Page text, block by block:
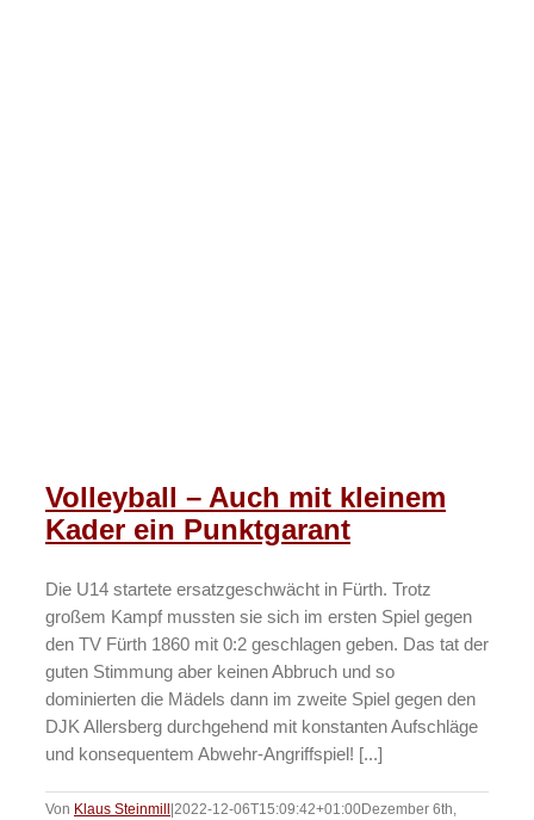
Volleyball – Auch mit kleinem
Kader ein Punktgarant
Die U14 startete ersatzgeschwächt in Fürth. Trotz
großem Kampf mussten sie sich im ersten Spiel gegen
den TV Fürth 1860 mit 0:2 geschlagen geben. Das tat der
guten Stimmung aber keinen Abbruch und so
dominierten die Mädels dann im zweite Spiel gegen den
DJK Allersberg durchgehend mit konstanten Aufschläge
und konsequentem Abwehr-Angriffspiel! [...]
Von Klaus Steinmill 2022-12-06T15:09:42+01:00Dezember 6th,